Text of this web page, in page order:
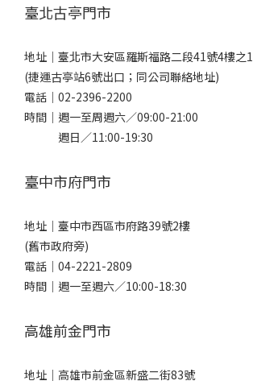
臺北古亭門市
地址｜ 臺北市大安區羅斯福路二段41號4樓之1
(捷運古亭站6號出口；同公司聯絡地址)
電話｜ 02-2396-2200
時間｜週一至周週六／09:00-21:00
週日／11:00-19:30
臺中市府門市
地址｜ 臺中市西區市府路39號2樓
(舊市政府旁)
電話｜ 04-2221-2809
時間｜週一至週六／10:00-18:30
高雄前金門市
地址｜ 高雄市前金區新盛二街83號